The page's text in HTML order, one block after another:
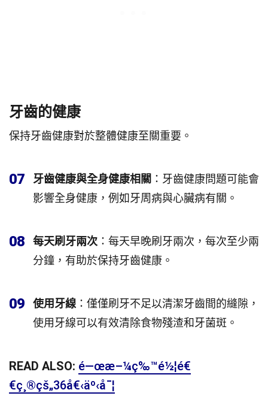
牙齒的健康
保持牙齒健康對於整體健康至關重要。
07 牙齒健康與全身健康相關 ：牙齒健康問題可能會
影響全身健康，例如牙周病與心臟病有關。
08 每天刷牙兩次 ：每天早晚刷牙兩次，每次至少兩
分鐘，有助於保持牙齒健康。
09 使用牙線 ：僅僅刷牙不足以清潔牙齒間的縫隙，
使用牙線可以有效清除食物殘渣和牙菌斑。
READ ALSO: é—œæ–¼ç‰™é½¦é€
€ç¸®çš„36å€‹äº‹å¯¦